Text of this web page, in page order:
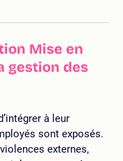
Mise en
gestion des
à leur
sont exposés.
externes,